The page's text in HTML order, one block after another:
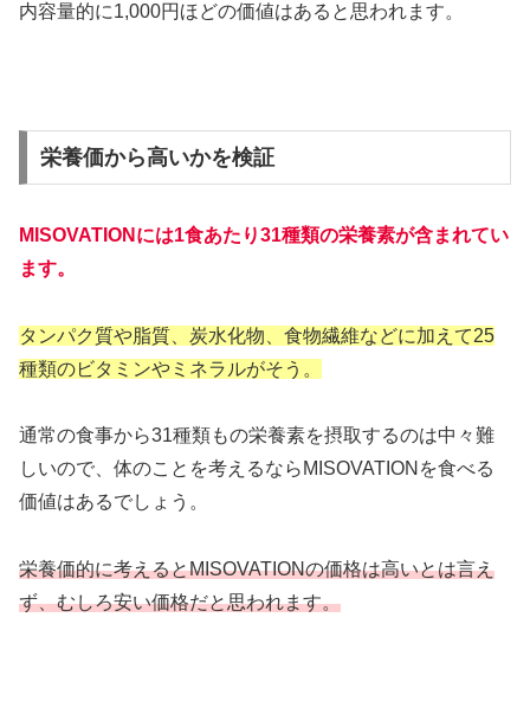
内容量的に1,000円ほどの価値はあると思われます。
栄養価から高いかを検証
MISOVATIONには1食あたり31種類の栄養素が含まれてい
ます。
タンパク質や脂質、炭水化物、食物繊維などに加えて25
種類のビタミンやミネラルがそう。
通常の食事から31種類もの栄養素を摂取するのは中々難
しいので、体のことを考えるならMISOVATIONを食べる
価値はあるでしょう。
栄養価的に考えるとMISOVATIONの価格は高いとは言え
ず、むしろ安い価格だと思われます。